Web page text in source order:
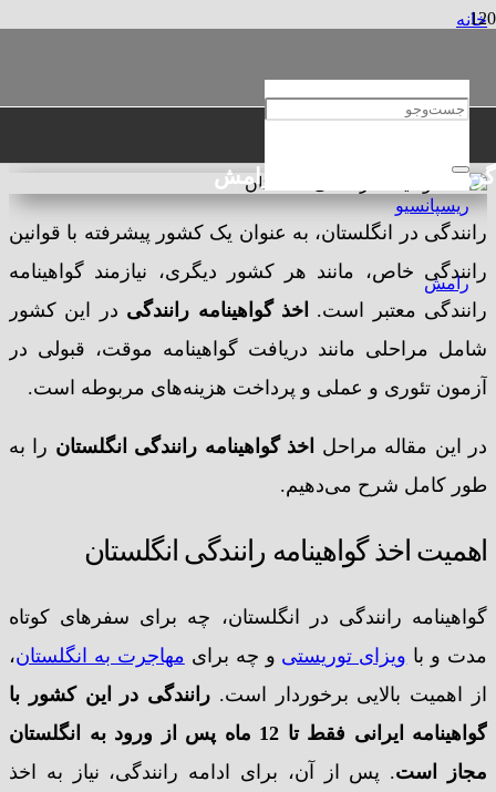
گروه حقوقی و مهاجرتی رامش
خانه
اخذ گواهینامه رانندگی انگلستان
رانندگی در انگلستان، به عنوان یک کشور پیشرفته با قوانین
رانندگی خاص، مانند هر کشور دیگری، نیازمند گواهینامه
رانندگی معتبر است. اخذ گواهینامه رانندگی در این کشور
شامل مراحلی مانند دریافت گواهینامه موقت، قبولی در
آزمون تئوری و عملی و پرداخت هزینه‌های مربوطه است.
در این مقاله مراحل اخذ گواهینامه رانندگی انگلستان را به
طور کامل شرح می‌دهیم.
اهمیت اخذ گواهینامه رانندگی انگلستان
گواهینامه رانندگی در انگلستان، چه برای سفرهای کوتاه
مدت و با ویزای توریستی و چه برای مهاجرت به انگلستان،
از اهمیت بالایی برخوردار است. رانندگی در این کشور با
گواهینامه ایرانی فقط تا 12 ماه پس از ورود به انگلستان
مجاز است. پس از آن، برای ادامه رانندگی، نیاز به اخذ